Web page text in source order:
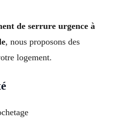
de serrure urgence à
, nous proposons des
logement.